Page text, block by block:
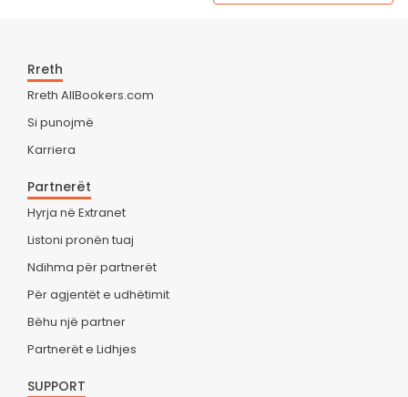
Rreth
Rreth AllBookers.com
Si punojmë
Karriera
Partnerët
Hyrja në Extranet
Listoni pronën tuaj
Ndihma për partnerët
Për agjentët e udhëtimit
Bëhu një partner
Partnerët e Lidhjes
SUPPORT